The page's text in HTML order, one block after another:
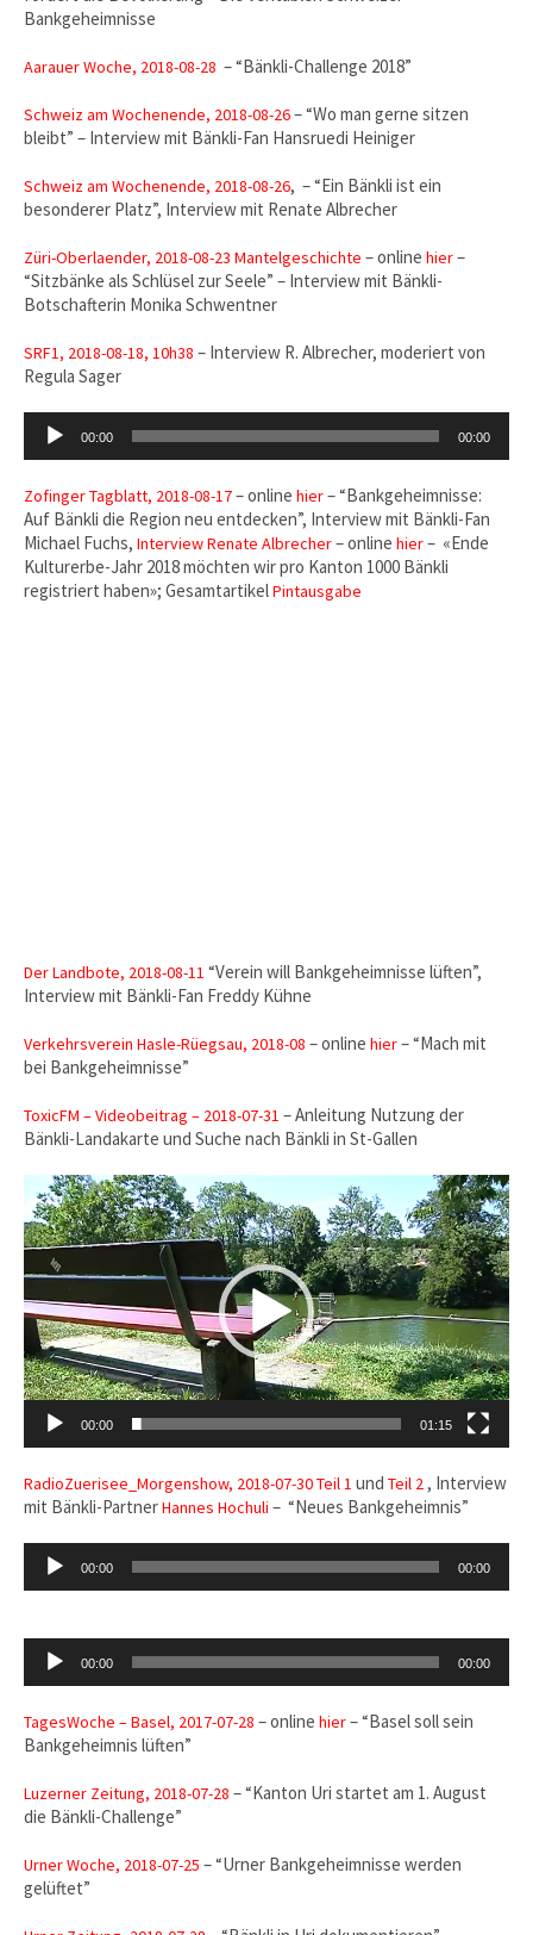
Bankgeheimnisse
Aarauer Woche, 2018-08-28 – “Bänkli-Challenge 2018”
Schweiz am Wochenende, 2018-08-26– “Wo man gerne sitzen
bleibt” – Interview mit Bänkli-Fan Hansruedi Heiniger
Schweiz am Wochenende, 2018-08-26, – “Ein Bänkli ist ein
besonderer Platz”, Interview mit Renate Albrecher
Züri-Oberlaender, 2018-08-23 Mantelgeschichte – onlinehier–
“Sitzbänke als Schlüsel zur Seele” – Interview mit Bänkli-
Botschafterin Monika Schwentner
SRF1, 2018-08-18, 10h38 – Interview R. Albrecher, moderiert von
Regula Sager
Audio-
Player
00:00 00:00
Zofinger Tagblatt, 2018-08-17– onlinehier– “Bankgeheimnisse:
Auf Bänkli die Region neu entdecken”, Interview mit Bänkli-Fan
Michael Fuchs,Interview Renate Albrecher– onlinehier– «Ende
Kulturerbe-Jahr 2018 möchten wir pro Kanton 1000 Bänkli
registriert haben»; GesamtartikelPintausgabe
Der Landbote, 2018-08-11 “Verein will Bankgeheimnisse lüften”,
Interview mit Bänkli-Fan Freddy Kühne
Verkehrsverein Hasle-Rüegsau, 2018-08 – onlinehier– “Mach mit
bei Bankgeheimnisse”
ToxicFM – Videobeitrag – 2018-07-31– Anleitung Nutzung der
Bänkli-Landakarte und Suche nach Bänkli in St-Gallen
Video-
Player
00:00 01:15
RadioZuerisee_Morgenshow, 2018-07-30 Teil 1 undTeil 2, Interview
mit Bänkli-PartnerHannes Hochuli – “Neues Bankgeheimnis”
Audio-
Player
00:00 00:00
Audio-
Player
00:00 00:00
TagesWoche – Basel, 2017-07-28 – onlinehier– “Basel soll sein
Bankgeheimnis lüften”
Luzerner Zeitung, 2018-07-28– “Kanton Uri startet am 1. August
die Bänkli-Challenge”
Urner Woche, 2018-07-25 – “Urner Bankgeheimnisse werden
gelüftet”